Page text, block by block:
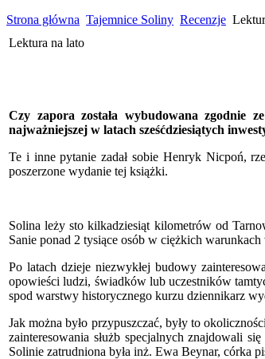
Strona główna Tajemnice Soliny Recenzje
Lektura na lato
Czy zapora została wybudowana zgodnie
najważniejszej w latach sześćdziesiątych
Te i inne pytanie zadał sobie Henryk Nicpoń,
poszerzone wydanie tej książki.
Solina leży sto kilkadziesiąt kilometrów od
Sanie ponad 2 tysiące osób w ciężkich
Po latach dzieje niezwykłej budowy
opowieści ludzi, świadków lub uczestników
spod warstwy historycznego kurzu dziennikarz
Jak można było przypuszczać, były to
zainteresowania służb specjalnych znajdowali
Solinie zatrudniona była inż. Ewa Beynar, córka